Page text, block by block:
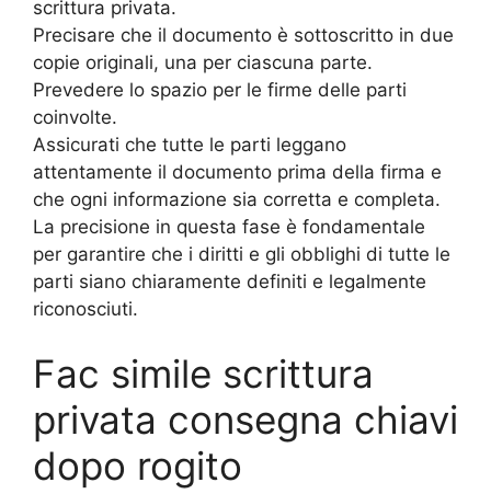
scrittura privata.
Precisare che il documento è sottoscritto in due
copie originali, una per ciascuna parte.
Prevedere lo spazio per le firme delle parti
coinvolte.
Assicurati che tutte le parti leggano
attentamente il documento prima della firma e
che ogni informazione sia corretta e completa.
La precisione in questa fase è fondamentale
per garantire che i diritti e gli obblighi di tutte le
parti siano chiaramente definiti e legalmente
riconosciuti.
Fac simile scrittura
privata consegna chiavi
dopo rogito